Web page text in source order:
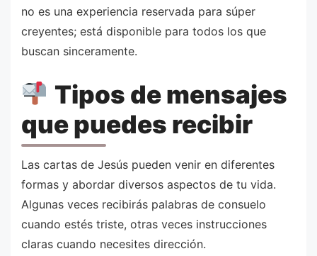
no es una experiencia reservada para súper
creyentes; está disponible para todos los que
buscan sinceramente.
Tipos de mensajes
que puedes recibir
Las cartas de Jesús pueden venir en diferentes
formas y abordar diversos aspectos de tu vida.
Algunas veces recibirás palabras de consuelo
cuando estés triste, otras veces instrucciones
claras cuando necesites dirección.